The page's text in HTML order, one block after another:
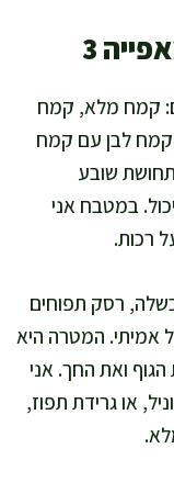
3
קמח מלא, קמח
קמח לבן עם קמח
שובע
במטבח אני
רסק תפוחים
אמיתי. המטרה היא
ואת החך. אני
או גרידת תפוז,